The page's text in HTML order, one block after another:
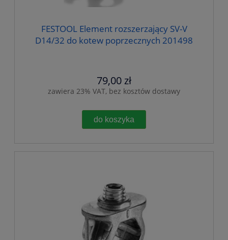
FESTOOL Element rozszerzający SV-V
D14/32 do kotew poprzecznych 201498
79,00 zł
zawiera 23% VAT, bez kosztów dostawy
do koszyka